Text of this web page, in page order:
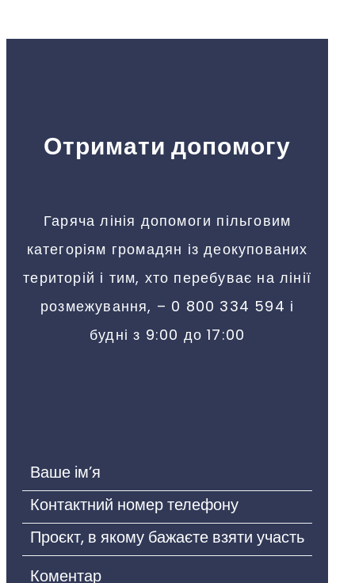
Отримати допомогу
Гаряча лінія допомоги пільговим
категоріям громадян із деокупованих
територій і тим, хто перебуває на лінії
розмежування, – 0 800 334 594 і
будні з 9:00 до 17:00